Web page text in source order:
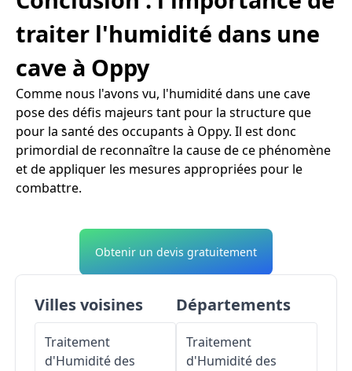
traiter l'humidité dans une
cave à Oppy
Comme nous l'avons vu, l'humidité dans une cave
pose des défis majeurs tant pour la structure que
pour la santé des occupants à Oppy. Il est donc
primordial de reconnaître la cause de ce phénomène
et de appliquer les mesures appropriées pour le
combattre.
Obtenir un devis gratuitement
Villes voisines
Traitement
d'Humidité des
Départements
Traitement
d'Humidité des